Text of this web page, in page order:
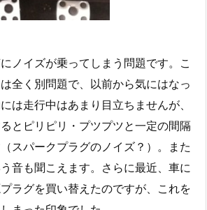
ノイズが乗ってしまう問題です。こ
全く別問題で、以前から気にはなっ
は走行中はあまり目立ちませんが、
とピリピリ・プツプツと一定の間隔
スパークプラグのノイズ？）。また
音も聞こえます。さらに最近、車に
ラグを買い替えたのですが、これを